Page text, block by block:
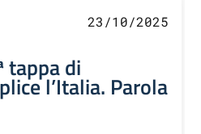
23/10/2025
tappa di
l’Italia. Parola